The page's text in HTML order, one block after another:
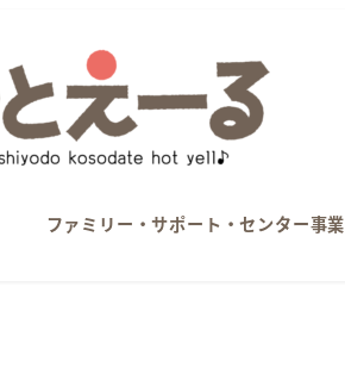
ファミリー・サポート・センター事業